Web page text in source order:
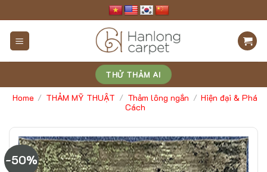
to
content
THỬ THẢM AI
Home / THẢM MỸ THUẬT / Thảm lông ngắn / Hiện đại & Phá
Cách
-50%